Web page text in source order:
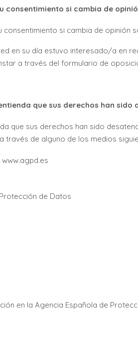
consentimiento si cambia de
consentimiento si cambia de opinión
en su día estuvo interesado/a en
a través del formulario de
que sus derechos han
que sus derechos han sido
través de alguno de los medios
de Datos
en la Agencia Española de